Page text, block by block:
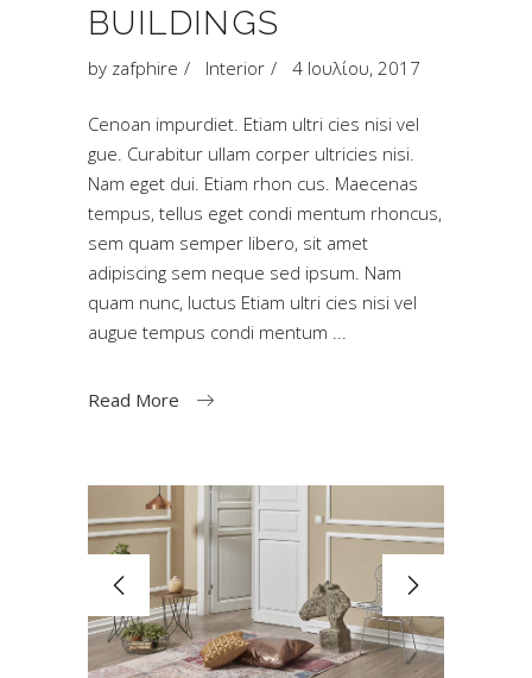
BUILDINGS
by zafphire Interior 4 Ιουλίου, 2017
Cenoan impurdiet. Etiam ultri cies nisi vel
gue. Curabitur ullam corper ultricies nisi.
Nam eget dui. Etiam rhon cus. Maecenas
tempus, tellus eget condi mentum rhoncus,
sem quam semper libero, sit amet
adipiscing sem neque sed ipsum. Nam
quam nunc, luctus Etiam ultri cies nisi vel
augue tempus condi mentum
Read More